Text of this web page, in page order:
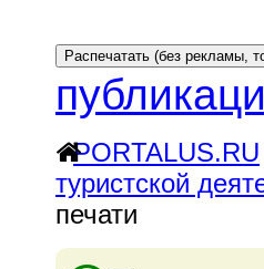
PORTALUS.RU
туристской
печати